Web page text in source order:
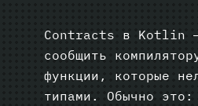
Contracts в Kotlin —
сообщить
функции, которые
типами. Обычно это: